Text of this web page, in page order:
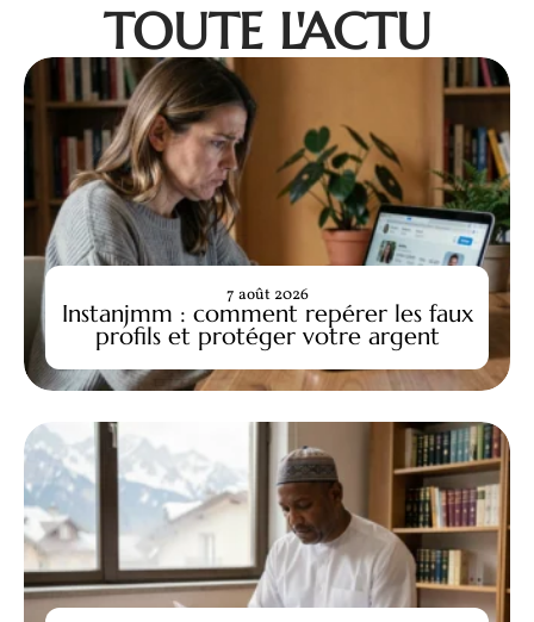
TOUTE L'ACTU
Instanjmm : comment repérer les faux
profils et protéger votre argent
7 août 2026